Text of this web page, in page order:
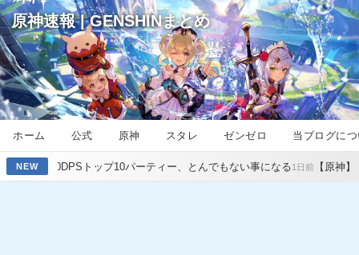
原神速報 | GENSHINまとめ
ホーム 公式 原神 スタレ ゼンゼロ 当ブログに
NEW
プ10パーティー、とんでもない事になる 1日前【原神】原神のmiHoYoはな